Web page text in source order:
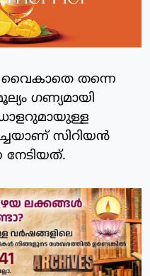
തന്നെ
ഗണ്യമായി
സിറിയന്‍
നേടിയത്.